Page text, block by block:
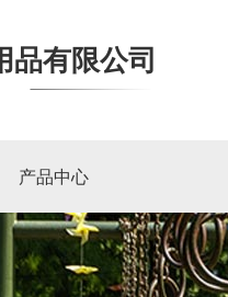
品有限公司
产品中心